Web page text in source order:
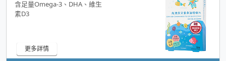
含足量Omega-3、DHA、維生
素D3
更多詳情